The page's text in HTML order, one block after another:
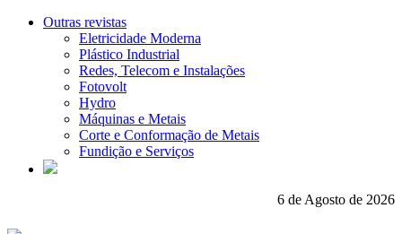
Outras revistas
Eletricidade Moderna
Plástico Industrial
Redes, Telecom e Instalações
Fotovolt
Hydro
Máquinas e Metais
Corte e Conformação de Metais
Fundição e Serviços
6 de Agosto de 2026